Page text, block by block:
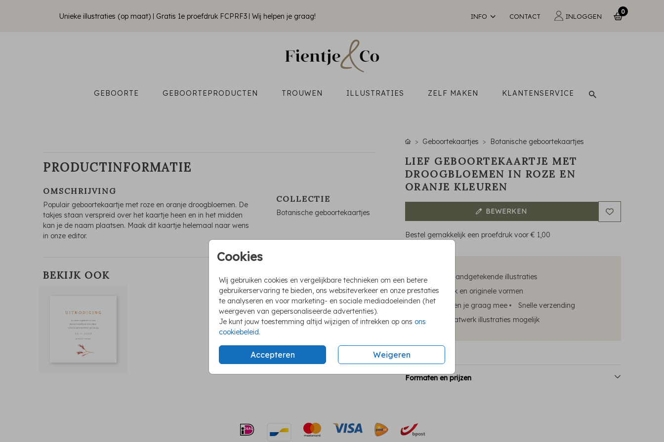
Unieke illustraties (op maat) Gratis 1e proefdruk FCPRF3 Wij helpen je graag! INFO CONTACT INLOGGEN
0
GEBOORTE GEBOORTEPRODUCTEN TROUWEN ILLUSTRATIES ZELF MAKEN KLANTENSERVICE
Cookies
Wij gebruiken cookies en vergelijkbare technieken om een betere
gebruikerservaring te bieden, ons websiteverkeer en onze prestaties
te analyseren en voor marketing- en sociale mediadoeleinden (het
weergeven van gepersonaliseerde advertenties).
Je kunt jouw toestemming altijd wijzigen of intrekken op ons ons
cookiebeleid.
Accepteren Weigeren
PRODUCTINFORMATIE
OMSCHRIJVING
Populair geboortekaartje met roze en oranje droogbloemen. De
takjes staan verspreid over het kaartje heen en in het midden
kan je de naam plaatsen. Maak dit kaartje helemaal naar wens
in onze editor.
COLLECTIE
Botanische geboortekaartjes
BEKIJK OOK
Geboortekaartjes Botanische geboortekaartjes
LIEF GEBOORTEKAARTJE MET
DROOGBLOEMEN IN ROZE EN
ORANJE KLEUREN
BEWERKEN
Bestel gemakkelijk een proefdruk voor€ 1,00
Unieke handgetekende illustraties
Foliedruk en originele vormen
We helpen je graag mee
Snelle verzending
Ook maatwerk illustraties mogelijk
Formaten en prijzen